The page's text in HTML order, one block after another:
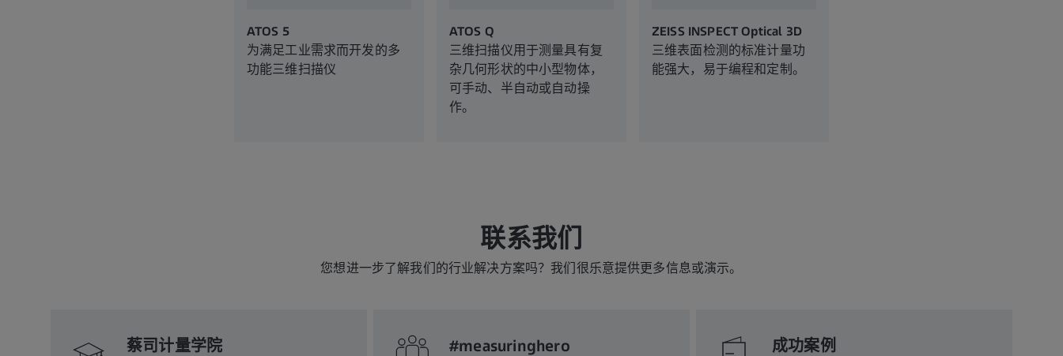
ATOS 5
为满足工业需求而开发的多
功能三维扫描仪
ATOS Q
三维扫描仪用于测量具有复
杂几何形状的中小型物体，
可手动、半自动或自动操
作。
ZEISS INSPECT Optical 3D
三维表面检测的标准计量功
能强大，易于编程和定制。
联系我们
您想进一步了解我们的行业解决方案吗？我们很乐意提供更多信息或演示。
蔡司计量学院 #measuringhero 成功案例